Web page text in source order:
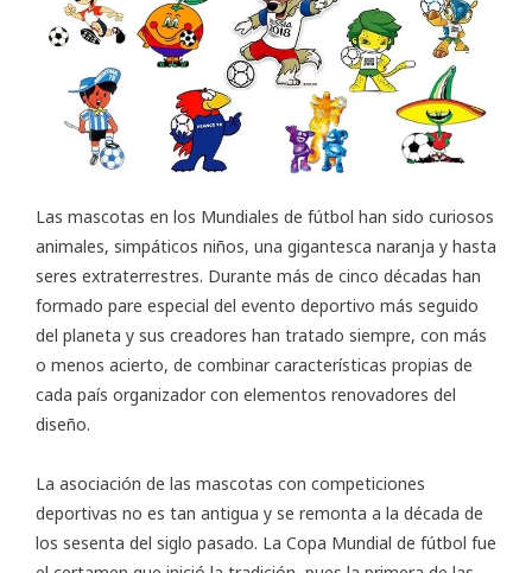
Las mascotas en los Mundiales de fútbol han sido curiosos
animales, simpáticos niños, una gigantesca naranja y hasta
seres extraterrestres. Durante más de cinco décadas han
formado pare especial del evento deportivo más seguido
del planeta y sus creadores han tratado siempre, con más
o menos acierto, de combinar características propias de
cada país organizador con elementos renovadores del
diseño.
La asociación de las mascotas con competiciones
deportivas no es tan antigua y se remonta a la década de
los sesenta del siglo pasado. La Copa Mundial de fútbol fue